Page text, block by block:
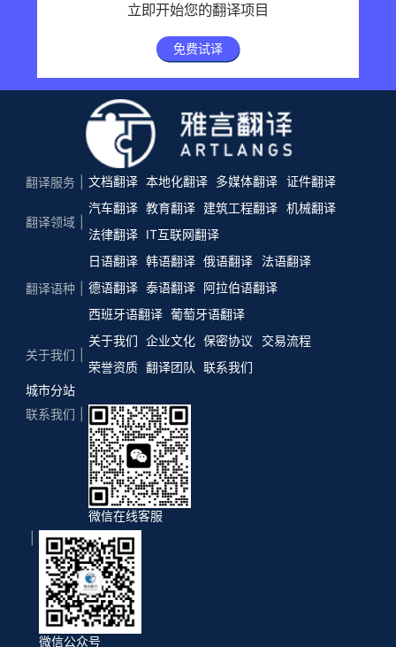
立即开始您的翻译项目
免费试译
翻译服务 文档翻译 本地化翻译 多媒体翻译 证件翻译
翻译领域
汽车翻译 教育翻译 建筑工程翻译 机械翻译
法律翻译
IT互联网翻译
翻译语种
日语翻译 韩语翻译 俄语翻译
法语翻译
德语翻译 泰语翻译 阿拉伯语翻译
西班牙语翻译 葡萄牙语翻译
关于我们
关于我们 企业文化 保密协议
交易流程
荣誉资质 翻译团队
联系我们
城市分站
联系我们
微信在线客服
微信公众号